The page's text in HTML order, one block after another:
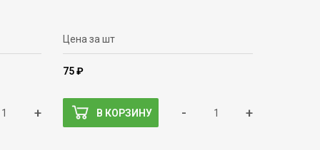
+
Цена за шт
75 ₽
В КОРЗИНУ - +